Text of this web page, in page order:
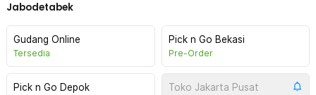
Jabodetabek
Gudang Online
Tersedia
Pick n Go Bekasi
Pre-Order
Pick n Go Depok Toko Jakarta Pusat